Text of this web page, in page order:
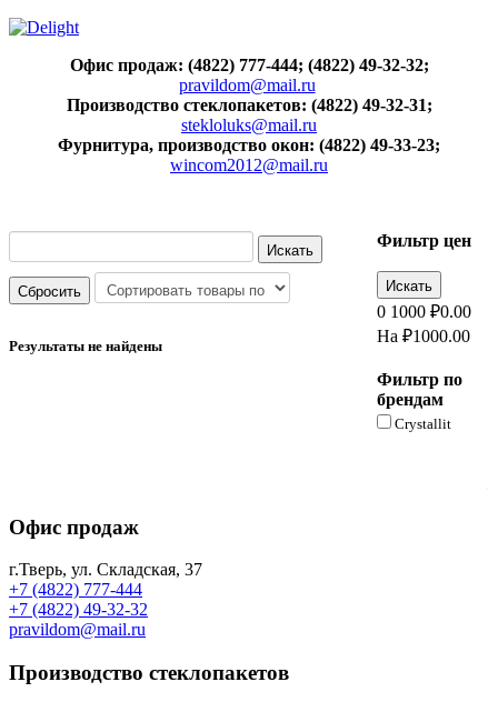
Офис продаж: (4822) 777-444; (4822) 49-32-32;
pravildom@mail.ru
Производство стеклопакетов: (4822) 49-32-31;
stekloluks@mail.ru
Фурнитура, производство окон: (4822) 49-33-23;
wincom2012@mail.ru
Результаты не найдены
Фильтр цен
0 1000₽0.00
На ₽1000.00
Фильтр по
брендам
Crystallit
Офис продаж
г.Тверь, ул. Складская, 37
+7 (4822) 777-444
+7 (4822) 49-32-32
pravildom@mail.ru
Производство стеклопакетов